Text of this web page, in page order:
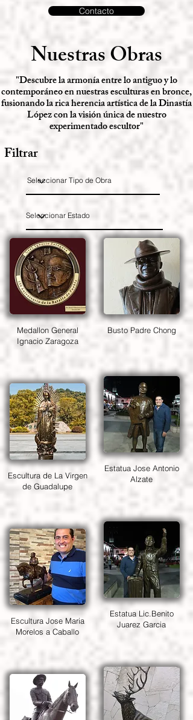
Contacto
Nuestras Obras
"Descubre la armonía entre lo antiguo y lo
contemporáneo en nuestras esculturas en bronce,
fusionando la rica herencia artística de la Dinastía
López con la visión única de nuestro
experimentado escultor"
Filtrar
Medallon General
Ignacio Zaragoza
Escultura de La Virgen
de Guadalupe
Escultura Jose Maria
Morelos a Caballo
Busto Padre Chong
Estatua Jose Antonio
Alzate
Estatua Lic.Benito
Juarez Garcia